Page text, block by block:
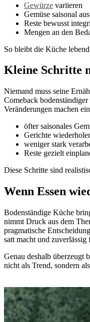
Gewürze variieren
Gemüse saisonal
Reste bewusst
Mengen an den
So bleibt die Küche
Kleine Schritte
Niemand muss seine
Comeback
Veränderungen machen
öfter saisonales
Gerichte
weniger stark
Reste gezielt
Diese Schritte sind
Wenn Essen
Bodenständige Küche
nimmt Druck aus dem
pragmatische
satt macht und
Genau deshalb überzeugt
nicht als Trend, sondern